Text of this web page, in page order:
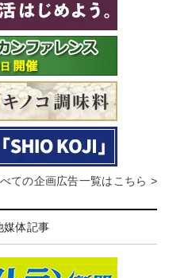
ての企画広告一覧はこちら >
媒体記事